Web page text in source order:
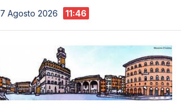
7 Agosto 2026 11:46